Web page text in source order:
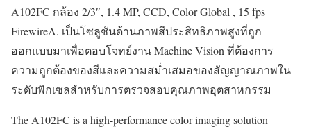
A102FC กล้อง 2/3″, 1.4 MP, CCD, Color Global , 15 fps
FirewireA. เป็นโซลูชันด้านภาพสีประสิทธิภาพสูงที่ถูก
ออกแบบมาเพื่อตอบโจทย์งาน Machine Vision ที่ต้องการ
ความถูกต้องของสีและความสม่ำเสมอของสัญญาณภาพใน
ระดับพิกเซลสำหรับการตรวจสอบคุณภาพอุตสาหกรรม
The A102FC is a high-performance color imaging solution